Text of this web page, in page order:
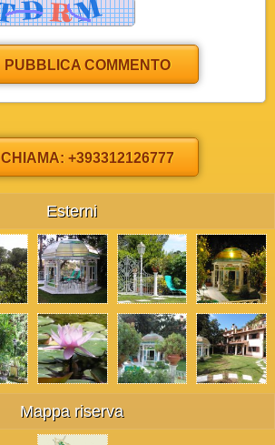
PUBBLICA COMMENTO
CHIAMA: +393312126777
Esterni
Mappa riserva